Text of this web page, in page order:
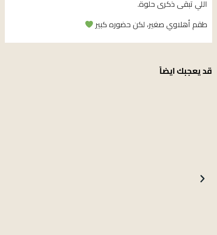
اللي تبقى ذكرى حلوة.
طقم أهلاوي صغير، لكن حضوره كبير
قد يعجبك ايضاً